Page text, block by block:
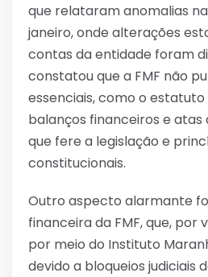
que relataram anomalias
janeiro, onde alterações
contas da entidade foram
constatou que a FMF não
essenciais, como o
balanços financeiros e atas
que fere a legislação e
constitucionais.
Outro aspecto alarmante
financeira da FMF, que, por
por meio do Instituto
devido a bloqueios judiciais